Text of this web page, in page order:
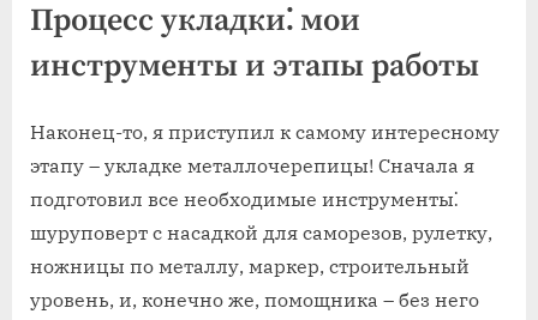
Процесс укладки⁚ мои
инструменты и этапы работы
Наконец-то, я приступил к самому интересному
этапу – укладке металлочерепицы! Сначала я
подготовил все необходимые инструменты⁚
шуруповерт с насадкой для саморезов, рулетку,
ножницы по металлу, маркер, строительный
уровень, и, конечно же, помощника – без него